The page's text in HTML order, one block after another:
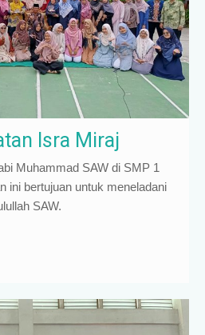
Isra Miraj
Muhammad SAW di SMP 1
ini bertujuan untuk meneladani
SAW.